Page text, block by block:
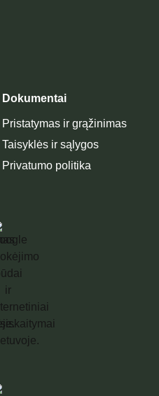
Dokumentai
Pristatymas ir grąžinimas
Taisyklės ir sąlygos
Privatumo politika